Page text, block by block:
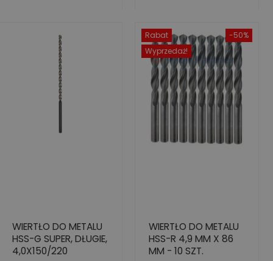
WIERTŁO DO METALU
HSS-G SUPER, DŁUGIE,
4,0X150/220
-50%
Rabat
Wyprzedaż!
WIERTŁO DO METALU
HSS-R 4,9 MM X 86
MM - 10 SZT.